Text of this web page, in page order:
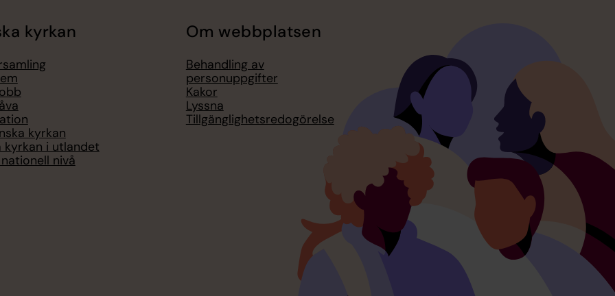
kyrkan
kyrkan
kyrkan i utlandet
nivå
Om webbplatsen
Behandling av
personuppgifter
Kakor
Lyssna
Tillgänglighetsredogörelse